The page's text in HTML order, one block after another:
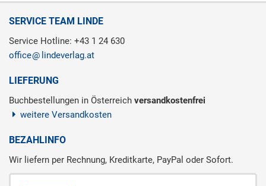
SERVICE TEAM LINDE
Service Hotline: +43 1 24 630
office
lindeverlag.at
LIEFERUNG
Buchbestellungen in Österreich versandkostenfrei
weitere Versandkosten
BEZAHLINFO
Wir liefern per Rechnung, Kreditkarte, PayPal oder Sofort.